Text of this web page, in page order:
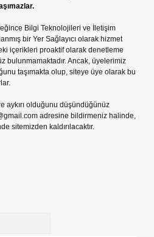
Bilgi Teknolojileri ve İletişim
bir Yer Sağlayıcı olarak hizmet
içerikleri proaktif olarak denetleme
bulunmamaktadır. Ancak, üyelerimiz
taşımakta olup, siteye üye olarak bu
aykırı olduğunu düşündüğünüz
adresine bildirmeniz halinde,
sitemizden kaldırılacaktır.